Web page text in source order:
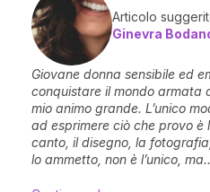
Articolo
Ginevra
Giovane donna sensibile ed
conquistare il mondo armata
mio animo grande. L’unico
ad esprimere ciò che provo è
canto, il disegno, la
lo ammetto, non è l’unico,